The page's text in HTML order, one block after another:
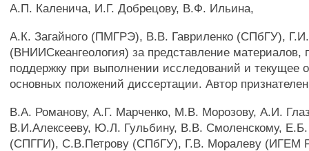
А.П. Каленича, И.Г. Добрецову, В.Ф. Ильина,
A.К. Загайного (ПМГРЭ), В.В. Гавриленко (СПбГУ),
(ВНИИСкеангеология) за представление материалов,
поддержку при выполнении исследований и текущее
основных положений диссертации. Автор признателен
B.А. Романову, А.Г. Марченко, М.В. Морозову, А.И.
В.И.Алексееву, Ю.Л. Гульбину, В.В. Смоленскому, Е.Б.
(СПГГИ), С.В.Петрову (СПбГУ), Г.В. Моралеву (ИГЕМ